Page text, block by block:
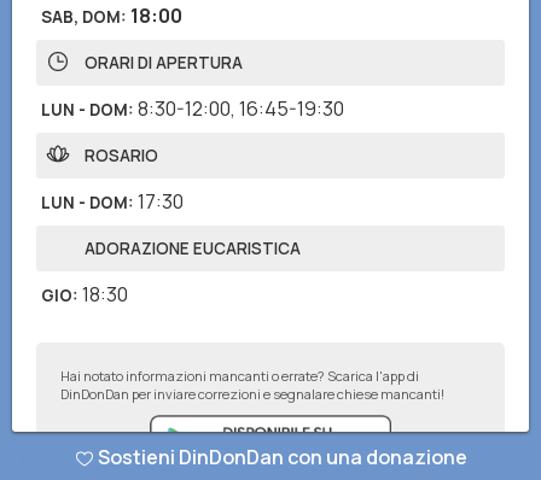
SAB, DOM: 18:00
ORARI DI APERTURA
LUN - DOM: 8:30-12:00, 16:45-19:30
ROSARIO
LUN - DOM: 17:30
ADORAZIONE EUCARISTICA
GIO: 18:30
Hai notato informazioni mancanti o errate? Scarica l'app di
DinDonDan per inviare correzioni e segnalare chiese mancanti!
Sostieni DinDonDan con una donazione